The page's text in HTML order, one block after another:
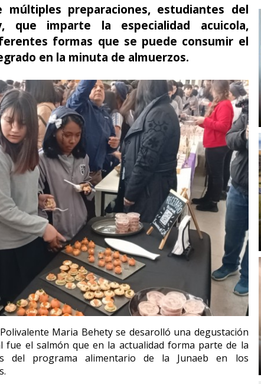
múltiples preparaciones, estudiantes del
que imparte la especialidad acuicola,
formas que se puede consumir el
en la minuta de almuerzos.
Maria Behety se desarolló una degustación
fue el salmón que en la actualidad forma parte de la
del programa alimentario de la Junaeb en los